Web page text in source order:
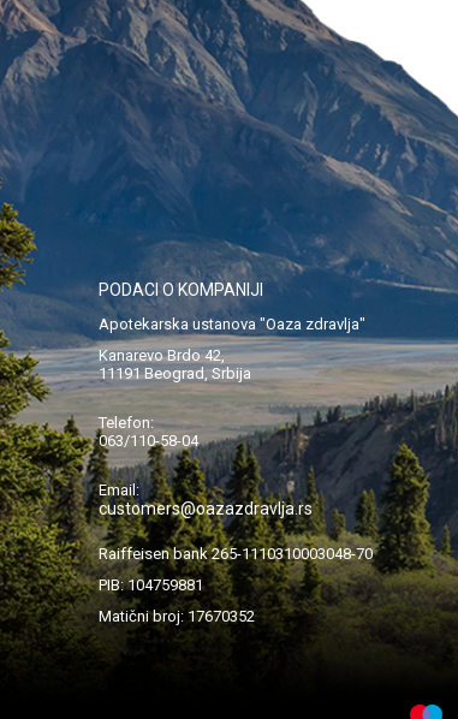
PODACI O KOMPANIJI
Apotekarska ustanova "Oaza zdravlja"
Kanarevo Brdo 42,
11191 Beograd, Srbija
Telefon:
063/110-58-04
Email:
customers@oazazdravlja.rs
Raiffeisen bank 265-1110310003048-70
PIB: 104759881
Matični broj: 17670352